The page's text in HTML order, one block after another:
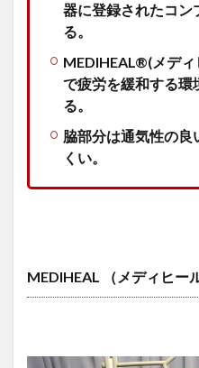
器に登録されたコン
る。
MEDIHEAL®(メデ
で疲労を緩和する環
る。
脇部分は通気性の良
くい。
MEDIHEAL （メディヒー